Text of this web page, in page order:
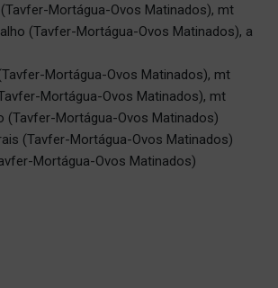
Mortágua-Ovos Matinados), mt
(Tavfer-Mortágua-Ovos Matinados), a
Mortágua-Ovos Matinados), mt
Mortágua-Ovos Matinados), mt
(Tavfer-Mortágua-Ovos Matinados)
(Tavfer-Mortágua-Ovos Matinados)
Mortágua-Ovos Matinados)